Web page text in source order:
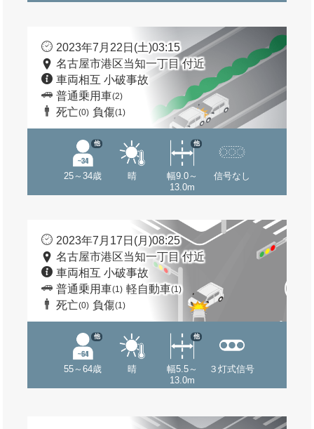
2023年7月22日(土)03:15
名古屋市港区当知一丁目 付近
車両相互 小破事故
普通乗用車(2)
死亡(0) 負傷(1)
25～34歳
他
晴
幅9.0～
13.0m
他
信号なし
2023年7月17日(月)08:25
名古屋市港区当知一丁目 付近
車両相互 小破事故
普通乗用車(1) 軽自動車(1)
死亡(0) 負傷(1)
55～64歳
他
晴
幅5.5～
13.0m
他
３灯式信号